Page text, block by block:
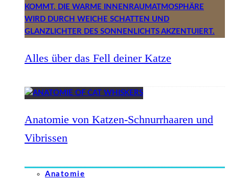
Alles über das Fell deiner Katze
Anatomie von Katzen-Schnurrhaaren und
Vibrissen
Anatomie